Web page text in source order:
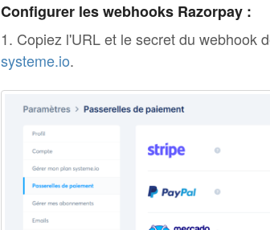
Configurer les webhooks Razorpay :
1. Copiez l'URL et le secret du webhook
systeme.io.